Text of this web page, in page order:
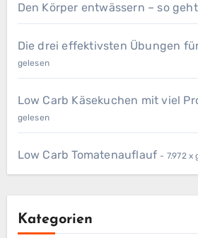
Den Körper entwässern – so
Die drei effektivsten Übungen
gelesen
Low Carb Käsekuchen mit viel
gelesen
Low Carb Tomatenauflauf - 7.972 x
Kategorien